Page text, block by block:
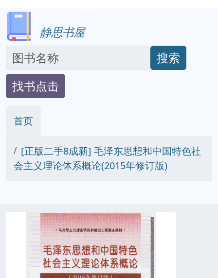
静思书屋
搜索
找书点击
首页
[正版二手8成新] 毛泽东思想和中国特色社
会主义理论体系概论(2015年修订版)